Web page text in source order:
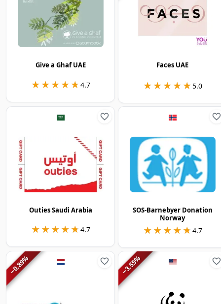
Give a Ghaf UAE
★★★★★
★★★★★ 4.7
Faces UAE
★★★★★
★★★★★5.0
Outies Saudi Arabia
★★★★★
★★★★★ 4.7
SOS-Barnebyer Donation
Norway
★★★★★
★★★★★ 4.7
−
0.89
%
−
3.55
%